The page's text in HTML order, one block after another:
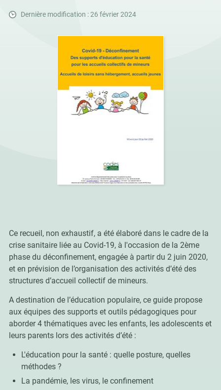
Dernière modification : 26 février 2024
Ce recueil, non exhaustif, a été élaboré dans le cadre de la
crise sanitaire liée au Covid-19, à l'occasion de la 2ème
phase du déconfinement, engagée à partir du 2 juin 2020,
et en prévision de l’organisation des activités d’été des
structures d’accueil collectif de mineurs.
A destination de l’éducation populaire, ce guide propose
aux équipes des supports et outils pédagogiques pour
aborder 4 thématiques avec les enfants, les adolescents et
leurs parents lors des activités d’été :
L'éducation pour la santé : quelle posture, quelles
méthodes ?
La pandémie, les virus, le confinement